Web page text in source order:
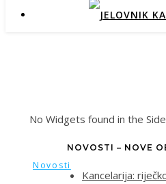
No Widgets found in the
Novosti
NOVOSTI – NOVE
Kancelarija: